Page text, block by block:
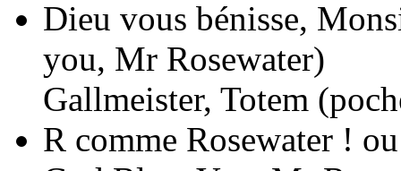
Dieu vous bénisse,
you, Mr Rosewater)
Gallmeister, Totem
R comme Rosewater !